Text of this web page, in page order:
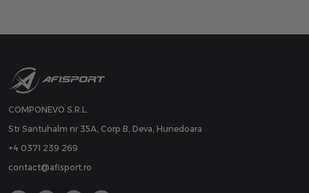
COMPONEVO S.R.L.
Str Santuhalm nr 35A, Corp B, Deva, Hunedoara
+4 0371 239 269
contact@afisport.ro